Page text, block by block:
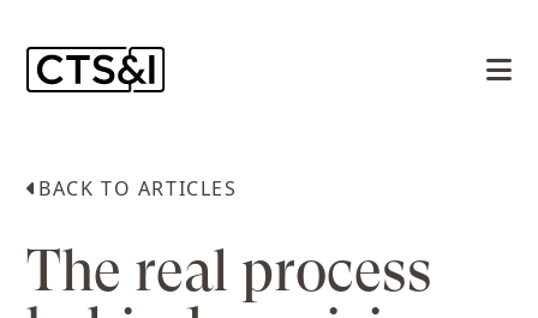
BACK TO ARTICLES
The real process